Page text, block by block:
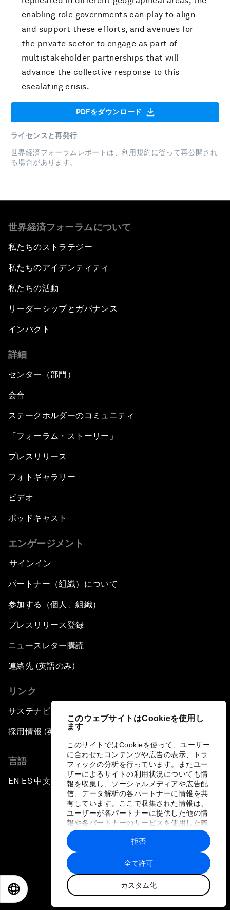
このウェブサイトはCookieを使用し
ます
このサイトではCookieを使って、ユーザー
に合わせたコンテンツや広告の表示、トラ
フィックの分析を行っています。またユー
ザーによるサイトの利用状況についても情
報を収集し、ソーシャルメディアや広告配
信、データ解析の各パートナーに情報を共
有しています。ここで収集された情報は、
ユーザーが各パートナーに提供した他の情
報や各パートナーのサービスを使用した際
に収集された情報と組み合わされ、各パー
トナーによって使用されることがありま
す。
全て許可
カスタム化
拒否
enabling role governments can play to align
and support these efforts, and avenues for
the private sector to engage as part of
multistakeholder partnerships that will
advance the collective response to this
escalating crisis.
PDFをダウンロード
ライセンスと再発行
世界経済フォーラムレポートは、 利用規約に従って再公開され
る場合があります。
世界経済フォーラムについて
私たちのストラテジー
私たちのアイデンティティ
私たちの活動
リーダーシップとガバナンス
インパクト
詳細
センター（部門）
会合
ステークホルダーのコミュニティ
「フォーラム・ストーリー」
プレスリリース
フォトギャラリー
ビデオ
ポッドキャスト
エンゲージメント
サインイン
パートナー（組織）について
参加する（個人、組織）
プレスリリース登録
ニュースレター購読
連絡先 (英語のみ)
リンク
サステナビリティへの取り組み
採用情報 (英語のみ)
言語
EN ▪ ES▪中文▪ 日本語
プライバシーポリシーと利用規約
サイトマップ
©
世界経済フォーラム